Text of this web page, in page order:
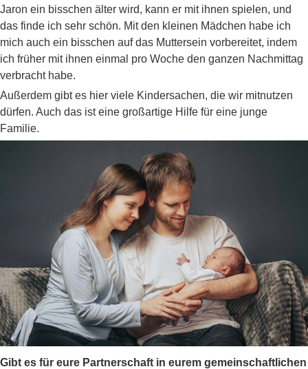
Jaron ein bisschen älter wird, kann er mit ihnen spielen, und
das finde ich sehr schön. Mit den kleinen Mädchen habe ich
mich auch ein bisschen auf das Muttersein vorbereitet, indem
ich früher mit ihnen einmal pro Woche den ganzen Nachmittag
verbracht habe.
Außerdem gibt es hier viele Kindersachen, die wir mitnutzen
dürfen. Auch das ist eine großartige Hilfe für eine junge
Familie.
Gibt es für eure Partnerschaft in eurem gemeinschaftlichen